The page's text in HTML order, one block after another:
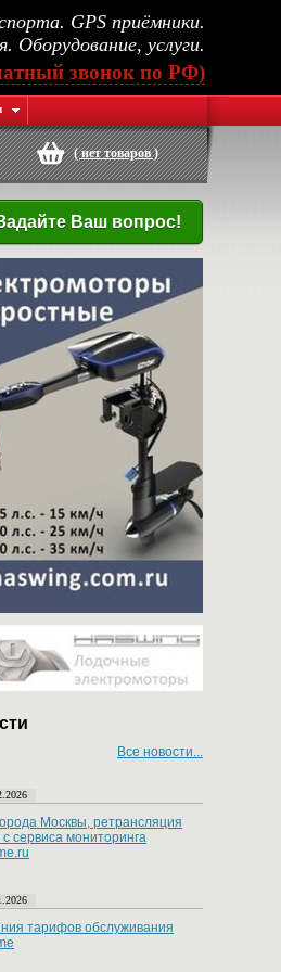
GPS приёмники.
Оборудование, услуги.
звонок по РФ)
(нет товаров)
Ваш вопрос!
Все новости...
Москвы, ретрансляция
сервиса мониторинга
тарифов обслуживания